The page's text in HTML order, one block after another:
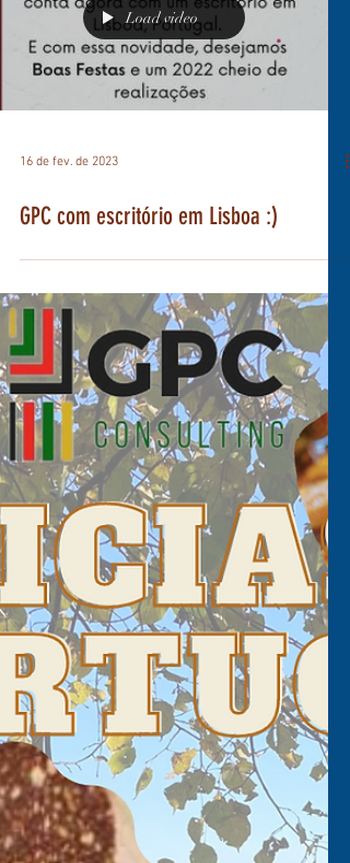
Lisboa: A Capital mais legal no Inverno
Load video
16 de fev. de 2023
GPC com escritório em Lisboa :)